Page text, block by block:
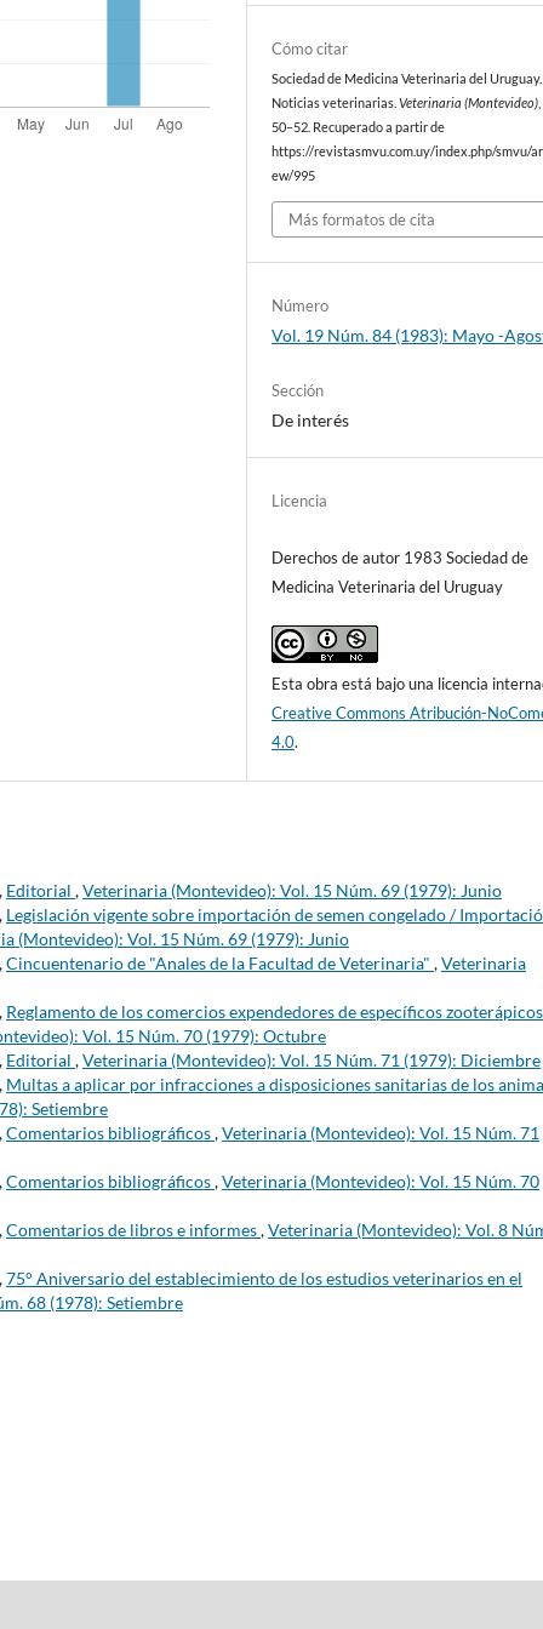
Cómo citar
Sociedad de Medicina Veterinaria del Uruguay.
Noticias veterinarias.Veterinaria (Montevideo)
50–52. Recuperado a partir de
https://revistasmvu.com.uy/index.php/smvu/
ew/995
Más formatos de cita
Número
Vol. 19 Núm. 84 (1983): Mayo -
Sección
De interés
Licencia
Derechos de autor 1983 Sociedad de
Medicina Veterinaria del Uruguay
Esta obra está bajo una licencia
Creative Commons Atribución-
4.0.
Editorial ,Veterinaria (Montevideo): Vol. 15 Núm. 69 (1979): Junio
Legislación vigente sobre importación de semen congelado /
(Montevideo): Vol. 15 Núm. 69 (1979): Junio
Cincuentenario de "Anales de la Facultad de Veterinaria" ,Veterinaria
Reglamento de los comercios expendedores de específicos
Vol. 15 Núm. 70 (1979): Octubre
Editorial ,Veterinaria (Montevideo): Vol. 15 Núm. 71 (1979): Diciembre
Multas a aplicar por infracciones a disposiciones sanitarias de los
Setiembre
Comentarios bibliográficos,Veterinaria (Montevideo): Vol. 15 Núm. 71
Comentarios bibliográficos,Veterinaria (Montevideo): Vol. 15 Núm. 70
Comentarios de libros e informes,Veterinaria (Montevideo): Vol. 8
75° Aniversario del establecimiento de los estudios veterinarios en el
68 (1978): Setiembre